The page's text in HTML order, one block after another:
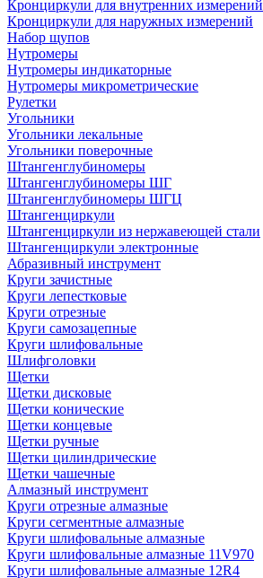
Кронциркули для внутренних измерений
Кронциркули для наружных измерений
Набор щупов
Нутромеры
Нутромеры индикаторные
Нутромеры микрометрические
Рулетки
Угольники
Угольники лекальные
Угольники поверочные
Штангенглубиномеры
Штангенглубиномеры ШГ
Штангенглубиномеры ШГЦ
Штангенциркули
Штангенциркули из нержавеющей стали
Штангенциркули электронные
Абразивный инструмент
Круги зачистные
Круги лепестковые
Круги отрезные
Круги самозацепные
Круги шлифовальные
Шлифголовки
Щетки
Щетки дисковые
Щетки конические
Щетки концевые
Щетки ручные
Щетки цилиндрические
Щетки чашечные
Алмазный инструмент
Круги отрезные алмазные
Круги сегментные алмазные
Круги шлифовальные алмазные
Круги шлифовальные алмазные 11V970
Круги шлифовальные алмазные 12R4